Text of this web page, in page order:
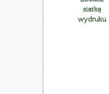
siatkę
wydruku